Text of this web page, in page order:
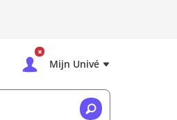
Mijn Univé